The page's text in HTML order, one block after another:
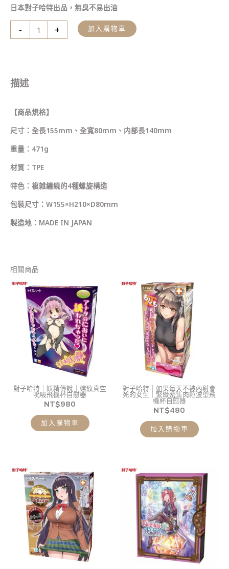
日本對子哈特出品，無臭不易出油
- + 加入購物車
描述
【商品規格】
尺寸：全長155mm、全寬80mm、内部長140mm
重量：471g
材質：TPE
特色：複雑纏繞的4種螺旋構造
包裝尺寸：W155×H210×D80mm
製造地：MADE IN JAPAN
相關商品
對子哈特｜妖精傳說｜螺紋真空
吮吸飛機杯自慰器
NT$980
加入購物車
對子哈特｜如果每天不被內射會
死的女生｜緊緻密集肉粒波型飛
機杯自慰器
NT$480
加入購物車